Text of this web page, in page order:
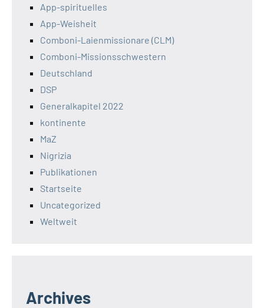
App-spirituelles
App-Weisheit
Comboni-Laienmissionare (CLM)
Comboni-Missionsschwestern
Deutschland
DSP
Generalkapitel 2022
kontinente
MaZ
Nigrizia
Publikationen
Startseite
Uncategorized
Weltweit
Archives